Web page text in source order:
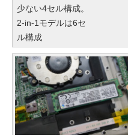
少ない4セル構成。
2-in-1モデルは6セ
ル構成